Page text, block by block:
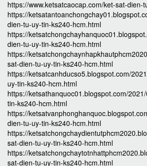
https://www.ketsatcaocap.com/ket-sat-dien-
https://
dien-tu-uy-tin-ks240-hcm.html
https://
dien-tu-uy-tin-ks240-hcm.html
https://
sat-dien-tu-uy-tin-ks240-hcm.html
https://ketsatcanhducso5.blogspot.com/
uy-tin-ks240-hcm.html
https://ketsathanquoc01.blogspot.com/
tin-ks240-hcm.html
https://
dien-tu-uy-tin-ks240-hcm.html
https://
sat-dien-tu-uy-tin-ks240-hcm.html
https://
sat-dien-tu-uy-tin-ks240-hcm.html